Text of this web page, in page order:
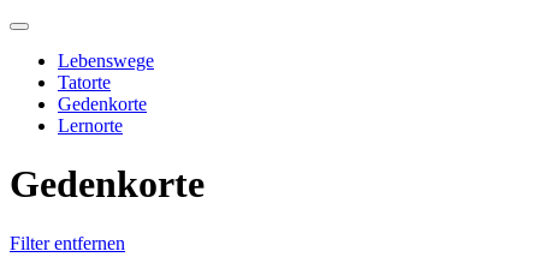
Skip
contentLebenswege
Tatorte
Gedenkorte
Lernorte
Gedenkorte
Filter entfernen